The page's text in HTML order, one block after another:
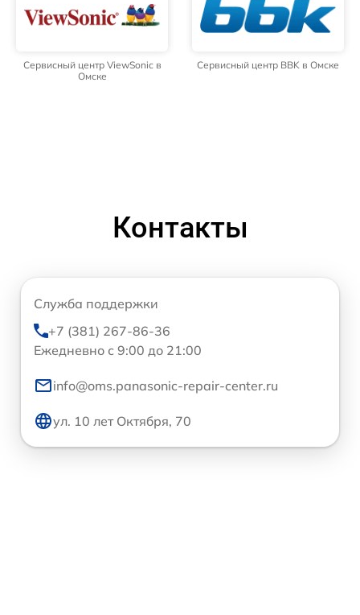
Сервисный центр ViewSonic в
Омске
Сервисный центр BBK в Омске
Контакты
Служба поддержки
+7 (381) 267-86-36
Ежедневно с 9:00 до 21:00
info@oms.panasonic-repair-center.ru
ул. 10 лет Октября, 70